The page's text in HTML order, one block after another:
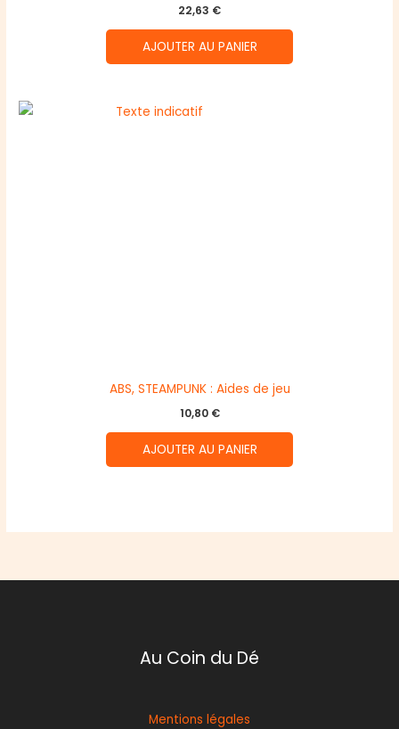
22,63 €
AJOUTER AU PANIER
ABS, STEAMPUNK : Aides de jeu
10,80 €
AJOUTER AU PANIER
Au Coin du Dé
Mentions légales